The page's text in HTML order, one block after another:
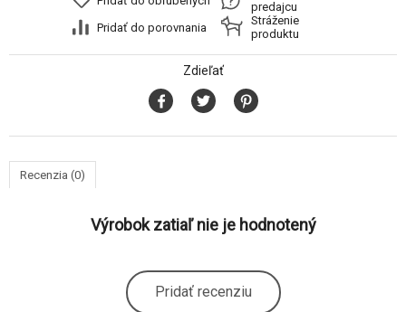
Pridať do porovnania
predajcu
Stráženie
produktu
Zdieľať
Recenzia (0)
Výrobok zatiaľ nie je hodnotený
Pridať recenziu